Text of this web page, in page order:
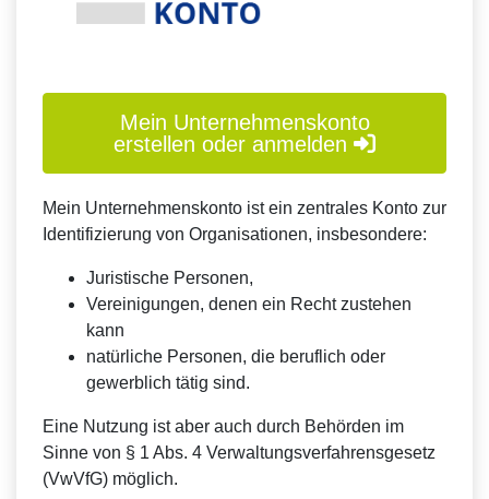
Mein Unternehmenskonto
erstellen oder anmelden
Mein Unternehmenskonto ist ein zentrales Konto zur
Identifizierung von Organisationen, insbesondere:
Juristische Personen,
Vereinigungen, denen ein Recht zustehen
kann
natürliche Personen, die beruflich oder
gewerblich tätig sind.
Eine Nutzung ist aber auch durch Behörden im
Sinne von § 1 Abs. 4 Verwaltungsverfahrensgesetz
(VwVfG) möglich.